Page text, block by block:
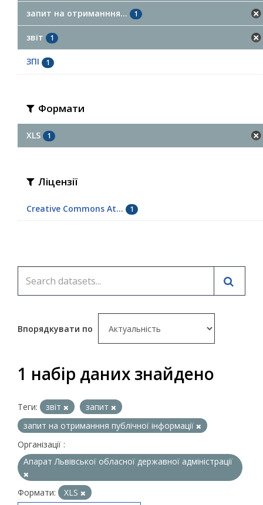
запит на отриманння... 1
звіт 1
ЗПІ 1
Формати
XLS 1
Ліцензії
Creative Commons At... 1
Впорядкувати по
1 набір даних знайдено
Теги: звіт
запит
запит на отриманння публічної інформації
Організації :
Апарат Львівської обласної державної адміністрації
Формати:
XLS